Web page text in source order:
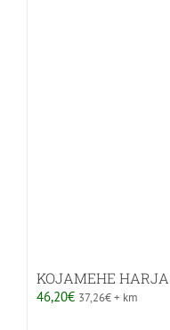
KOJAMEHE
46,20€ 37,26€+ km